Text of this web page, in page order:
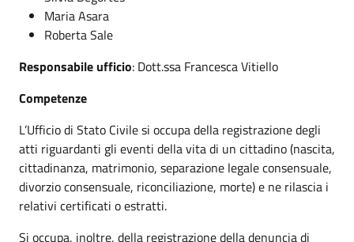
Maria Asara
Roberta Sale
Responsabile ufficio: Dott.ssa Francesca Vitiello
Competenze
L’Ufficio di Stato Civile si occupa della registrazione degli
atti riguardanti gli eventi della vita di un cittadino (nascita,
cittadinanza, matrimonio, separazione legale consensuale,
divorzio consensuale, riconciliazione, morte) e ne rilascia i
relativi certificati o estratti.
Si occupa, inoltre, della registrazione della denuncia di